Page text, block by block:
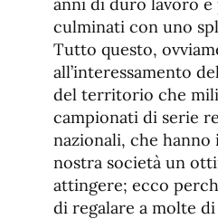
anni di duro lavoro e
culminati con uno
Tutto questo,
all’interessamento
del territorio che
campionati di serie
nazionali, che
nostra società un
attingere; ecco
di regalare a molte